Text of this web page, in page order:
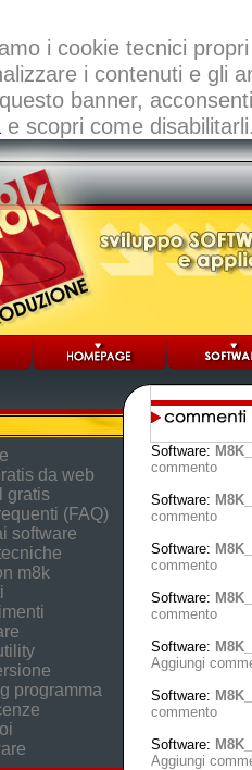
i cookie tecnici
i contenuti e gli
banner,
e scopri come
da web
gratis
(FAQ)
software
m8k
programma
Software:
commento
Software:
commento
Software:
commento
Software:
commento
Software:
Aggiungi
Software:
commento
Software:
Aggiungi